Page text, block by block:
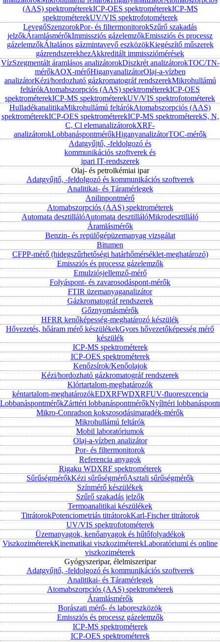
(AAS) spektrométerekICP-OES spektrométerekICP-MS
spektrométerekUV/VIS spektrofotométerek
LevegőSzenzorokPor- és filtermonitorokSzűrő szakadás
jelzőkÁramlásmérőkImmissziós gázelemzőkEmissziós és processz
gázelemzőkÁltalános gázmintavevő eszközökKiegészítő műszerek
gázrendszerekhezAkkreditált immissziómérések
VízSzegmentált áramlásos analizátorokDiszkrét analizátorokTOC/TN-
mérőkAOX-mérőHiganyanalizátorOlaj-a-vízben
analizátorKézi/hordozható gázkromatográf rendszerekMikrohullámú
feltárókAtomabszorpciós (AAS) spektrométerekICP-OES
spektrométerekICP-MS spektrométerekUV/VIS spektrofotométerek
HulladékanalitikaMikrohullámú feltárókAtomabszorpciós (AAS)
spektrométerekICP-OES spektrométerekICP-MS spektrométerekS, N,
C, Cl elemanalizátorokXRF-
analizátorokLobbanáspontmérőkHiganyanalizátorTOC-mérők
Adatgyűjtő, -feldolgozó és
kommunikációs szoftverek és
ipari IT-rendszerek
Olaj- és petrolkémiai ipar
Adatgyűjtő, -feldolgozó és kommunikációs szoftverek
Analitikai- és Táramérlegek
Anilinpontmérő
Atomabszorpciós (AAS) spektrométerek
Automata desztillálóAutomata desztillálóMikrodesztilláló
Áramlásmérők
Benzin- és repülőgépüzemanyag vizsgálat
Bitumen
CFPP-mérő (hidegszűrhetőségi határhőmérséklet-meghatározó)
Emissziós és processz gázelemzők
Emulziósjellemző-mérő
Folyáspont- és zavarosodáspont-mérők
FTIR üzemanyaganalizátor
Gázkromatográf rendszerek
Gőznyomásmérők
HFRR kenőképesség-meghatározó készülék
Hővezetés, hőáram mérő készülékekGyors hővezetőképesség mérő
készülék
ICP-MS spektrométerek
ICP-OES spektrométerek
Kenőzsírok/Kenőolajok
Kézi/hordozható gázkromatográf rendszerek
Klórtartalom-meghatározók
kéntartalom-meghatározókEDXRFWDXRFUV-fluoreszcencia
LobbanáspontmérőkZárttéri lobbanáspontmérőkNyílttéri
Mikro-Conradson kokszosodásimaradék-mérők
Mikrohullámú feltárók
Mobil laboratóriumok
Olaj-a-vízben analizátor
Por- és filtermonitorok
Referencia anyagok
Rigaku WDXRF spektrométerek
SűrűségmérőkKézi sűrűségmérőAsztali sűrűségmérők
Színmérő készülékek
Szűrő szakadás jelzők
Termoanalitikai készülékek
TitrátorokPotenciometriás titrátorokKarl-Fischer titrátorok
UV/VIS spektrofotométerek
Üzemanyagok, kenőanyagok és hűtőfolyadékok
ViszkoziméterekKinematikai viszkoziméterekLaboratóriumi és online
viszkoziméterek
Gyógyszeripar, élelmiszeripar
Adatgyűjtő, -feldolgozó és kommunikációs szoftverek
Analitikai- és Táramérlegek
Atomabszorpciós (AAS) spektrométerek
Áramlásmérők
Borászati mérő- és laboreszközök
Emissziós és processz gázelemzők
ICP-MS spektrométerek
ICP-OES spektrométerek